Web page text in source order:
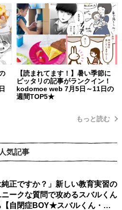
【読まれてます！】暑い季節に
ピッタリの記事がランクイン！
kodomoe web 7月5日～11日の
週間TOP5★
もっと読む
人気記事
純正ですか？」新しい教育実習の
ークな質問で攻めるスバルくん
【自閉症BOY★スバルくん・